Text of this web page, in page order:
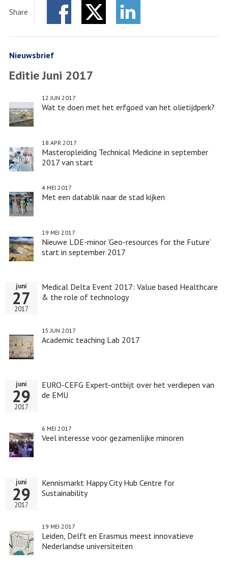
Delta
Event
role
Share
Nieuwsbrief
Editie Juni 2017
Wat te doen met het erfgoed van het olietijdperk?
12 JUN 2017
Masteropleiding Technical Medicine in september
2017 van start
18 APR 2017
Met een datablik naar de stad kijken
4 MEI 2017
Nieuwe LDE-minor ‘Geo-resources for the Future’
start in september 2017
19 MEI 2017
Medical Delta Event 2017: Value based Healthcare
& the role of technology
juni
27
2017
Academic teaching Lab 2017
15 JUN 2017
EURO-CEFG Expert-ontbijt over het verdiepen van
de EMU
juni
29
2017
Veel interesse voor gezamenlijke minoren
6 MEI 2017
Kennismarkt Happy City Hub Centre for
Sustainability
juni
29
2017
Leiden, Delft en Erasmus meest innovatieve
Nederlandse universiteiten
19 MEI 2017